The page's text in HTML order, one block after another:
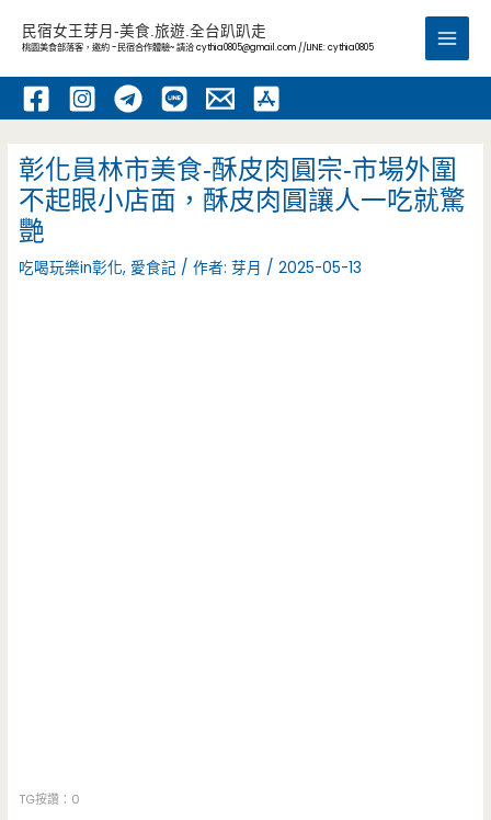
內
民宿女王芽月-美食.旅遊.全台趴趴走
桃園美食部落客，邀約 -民宿合作體驗~ 請洽cythia0805@gmail.com //LINE: cythia0805
Main
彰化員林市美食-酥皮肉圓宗-市場外圍
不起眼小店面，酥皮肉圓讓人一吃就驚
艷
吃喝玩樂in彰化, 愛食記 / 作者:芽月 /2025-05-13
TG按讚：0